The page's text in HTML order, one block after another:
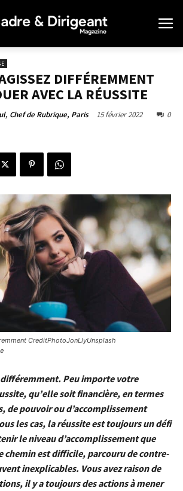
DIFFÉREMMENT
AVEC LA RÉUSSITE
Chef de Rubrique, Paris 15 février 2022 0
CreditPhotoJonLlyUnsplash
différemment. Peu importe votre
qu’elle soit financière, en termes
de pouvoir ou d’accomplissement
les cas, la réussite est toujours un défi
le niveau d’accomplissement que
chemin est difficile, parcouru de contre-
inexplicables. Vous avez raison de
il y a toujours des actions à mener